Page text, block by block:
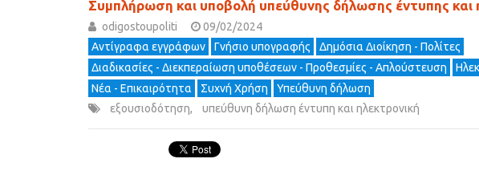
Συμπλήρωση και υποβολή υπεύθυνης δήλωσης έντυπης και
odigostoupoliti
09/02/2024
Αντίγραφα εγγράφων
Γνήσιο υπογραφής
Δημόσια Διοίκηση - Πολίτες
Διαδικασίες - Διεκπεραίωση υποθέσεων - Προθεσμίες - Απλούστευση
Νέα - Επικαιρότητα
Συχνή Χρήση
Υπεύθυνη δήλωση
εξουσιοδότηση, υπεύθυνη δήλωση έντυπη και ηλεκτρονική